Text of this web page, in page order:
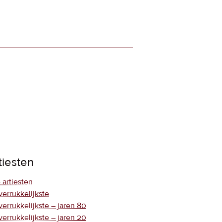
artiesten
– jaren 80
– jaren 20